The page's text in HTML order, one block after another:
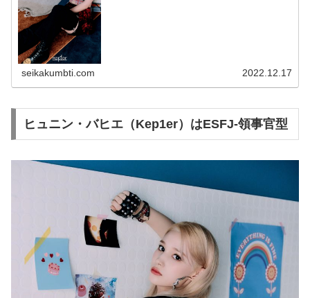
seikakumbti.com 2022.12.17
ヒュニン・バヒエ（Kep1er）はESFJ-領事官型